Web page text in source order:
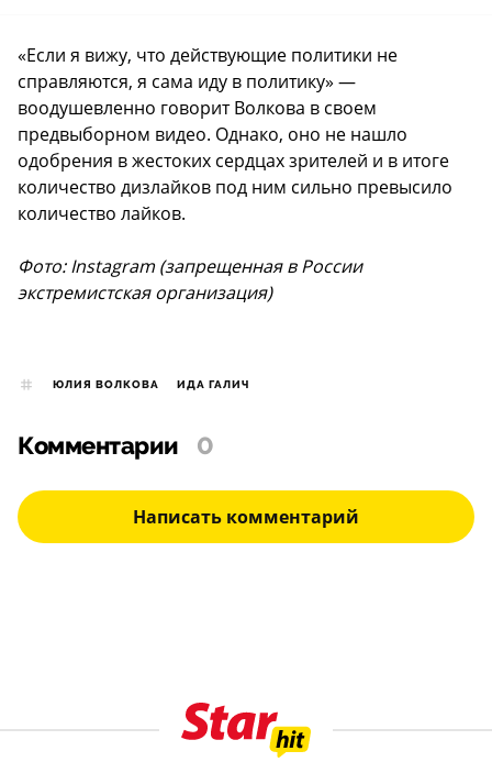
«Если я вижу, что действующие политики не
справляются, я сама иду в политику» —
воодушевленно говорит Волкова в своем
предвыборном видео. Однако, оно не нашло
одобрения в жестоких сердцах зрителей и в итоге
количество дизлайков под ним сильно превысило
количество лайков.
Фото: Instagram (запрещенная в России
экстремистская организация)
ЮЛИЯ ВОЛКОВА ИДА ГАЛИЧ
Комментарии 0
Написать комментарий